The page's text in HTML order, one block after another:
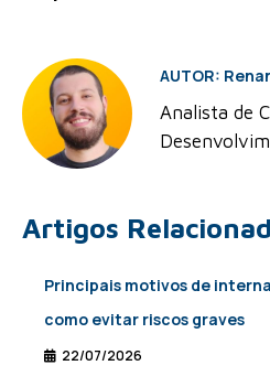
AUTOR:
Analista de
Artigos
Principais motivos de
como evitar riscos graves
22/07/2026